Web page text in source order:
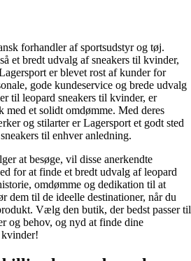
forhandler af sportsudstyr og tøj.
et bredt udvalg af sneakers til kvinder,
er blevet rost af kunder for
gode kundeservice og brede udvalg
til leopard sneakers til kvinder, er
med et solidt omdømme. Med deres
og stilarter er Lagersport et godt sted
til enhver anledning.
at besøge, vil disse anerkendte
for at finde et bredt udvalg af leopard
omdømme og dedikation til at
dem til de ideelle destinationer, når du
Vælg den butik, der bedst passer til
og behov, og nyd at finde dine
kvinder!